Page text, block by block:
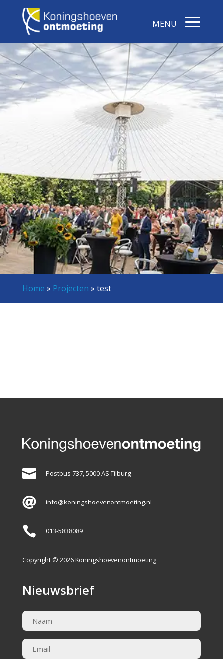
Home » Projecten » test
 Postbus 737, 5000 AS Tilburg
 info@koningshoevenontmoeting.nl
 013-5838089
Copyright © 2026 Koningshoevenontmoeting
Nieuwsbrief
Naam
Email (Vereist)